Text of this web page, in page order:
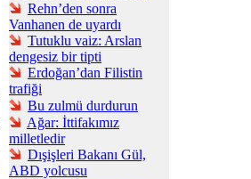
Rehn’den sonra
Vanhanen de uyardı
Tutuklu vaiz: Arslan
dengesiz bir tipti
Erdoğan’dan Filistin
trafiği
Bu zulmü durdurun
Ağar: İttifakımız
milletledir
Dışişleri Bakanı Gül,
ABD yolcusu